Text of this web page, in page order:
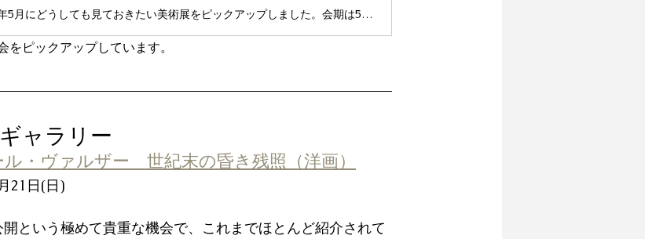
毎月恒例、2026年5月にどうしても見ておきたい美術展をピックアップしました。会期は5月中の展覧会に限り、優先して見に行く予定です。皆さんはどの展覧会に興味がありますか？既に見に行った展覧会があれば教えてください。
ピックアップしています。
ャラリー
・ヴァルザー　世紀末の昏き残照（洋画）
21日(日)
という極めて貴重な機会で、これまでほとんど紹介されて